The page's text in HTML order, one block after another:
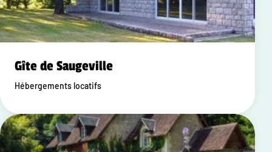
Gîte de Saugeville
Hébergements locatifs